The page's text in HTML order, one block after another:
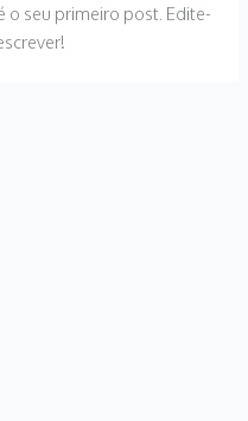
o seu primeiro post. Edite-